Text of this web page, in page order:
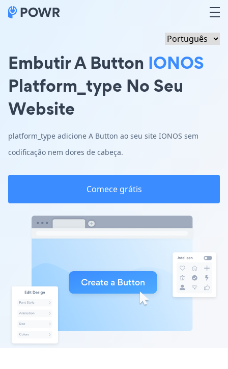
Embutir A Button IONOS
Platform_type No Seu
Website
platform_type adicione A Button ao seu site IONOS sem
codificação nem dores de cabeça.
Comece grátis